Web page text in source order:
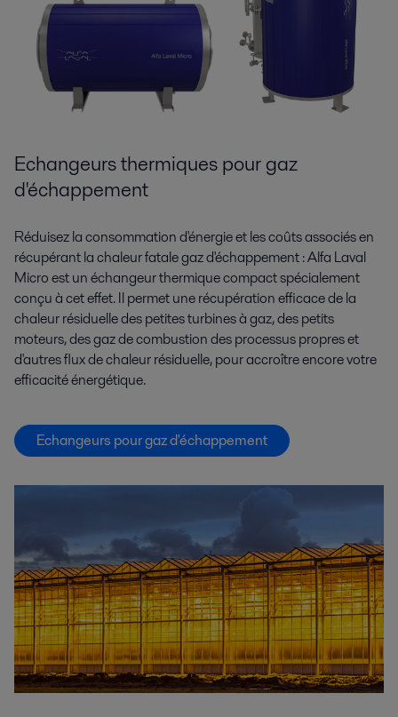
Echangeurs thermiques pour gaz
d'échappement
Réduisez la consommation d'énergie et les coûts associés en
récupérant la chaleur fatale gaz d'échappement : Alfa Laval
Micro est un échangeur thermique compact spécialement
conçu à cet effet. Il permet une récupération efficace de la
chaleur résiduelle des petites turbines à gaz, des petits
moteurs, des gaz de combustion des processus propres et
d'autres flux de chaleur résiduelle, pour accroître encore votre
efficacité énergétique.
Echangeurs pour gaz d'échappement